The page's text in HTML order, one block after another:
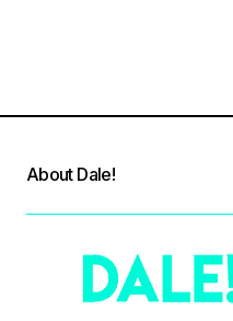
About Dale!